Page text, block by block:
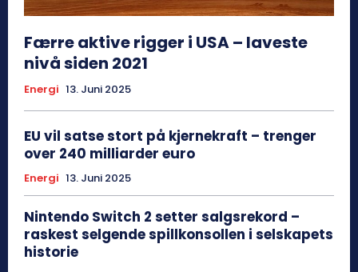
Færre aktive rigger i USA – laveste
nivå siden 2021
Energi 13. Juni 2025
EU vil satse stort på kjernekraft – trenger
over 240 milliarder euro
Energi 13. Juni 2025
Nintendo Switch 2 setter salgsrekord –
raskest selgende spillkonsollen i selskapets
historie